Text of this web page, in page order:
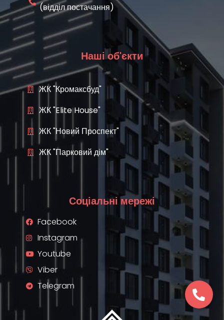
(відділ постачання)
Наші об'єкти
ЖК "Кромаксбуд"
ЖК "Elite House"
ЖК "Новий Проспект"
ЖК "Парковий дім"
Соціальні мережі
Facebook
Instagram
Youtube
Viber
Telegram